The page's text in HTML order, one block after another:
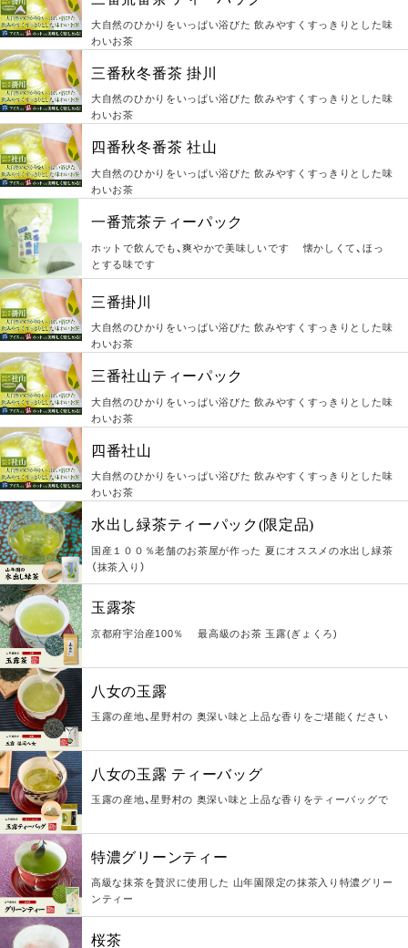
大自然のひかりをいっぱい浴びた 飲みやすくすっきりとした味
わいお茶
三番秋冬番茶 掛川
大自然のひかりをいっぱい浴びた 飲みやすくすっきりとした味
わいお茶
四番秋冬番茶 社山
大自然のひかりをいっぱい浴びた 飲みやすくすっきりとした味
わいお茶
一番荒茶ティーパック
ホットで飲んでも、爽やかで美味しいです 懐かしくて、ほっ
とする味です
三番掛川
大自然のひかりをいっぱい浴びた 飲みやすくすっきりとした味
わいお茶
三番社山ティーパック
大自然のひかりをいっぱい浴びた 飲みやすくすっきりとした味
わいお茶
四番社山
大自然のひかりをいっぱい浴びた 飲みやすくすっきりとした味
わいお茶
水出し緑茶ティーパック(限定品)
国産１００％老舗のお茶屋が作った 夏にオススメの水出し緑茶
（抹茶入り）
玉露茶
京都府宇治産100％ 最高級のお茶 玉露(ぎょくろ)
八女の玉露
玉露の産地、星野村の 奥深い味と上品な香りをご堪能ください
八女の玉露 ティーバッグ
玉露の産地、星野村の 奥深い味と上品な香りをティーバッグで
特濃グリーンティー
高級な抹茶を贅沢に使用した 山年園限定の抹茶入り特濃グリー
ンティー
桜茶